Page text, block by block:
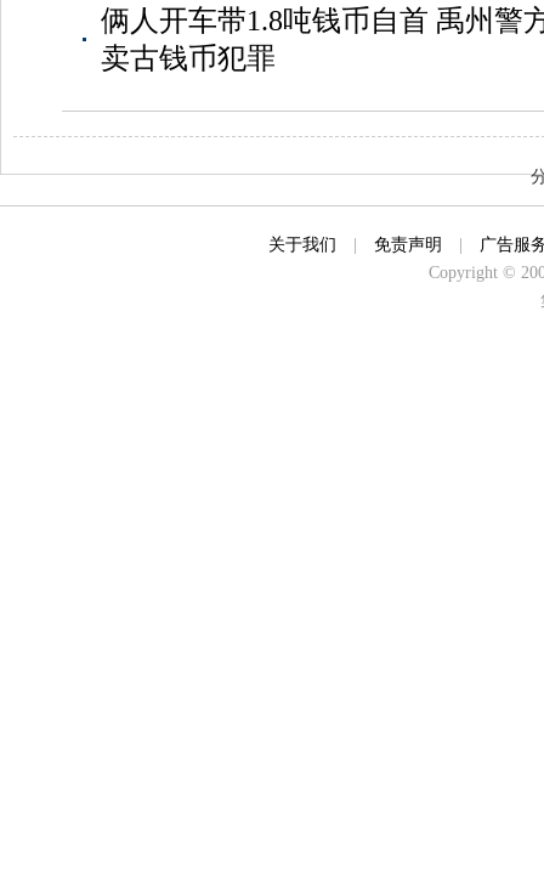
俩人开车带1.8吨钱币自首 禹州警
卖古钱币犯罪
关于我们 免责声明
广告服
Copyright ©